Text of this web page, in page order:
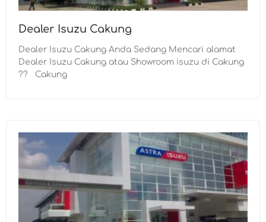
Dealer Isuzu Cakung
Dealer Isuzu Cakung Anda Sedang Mencari alamat
Dealer Isuzu Cakung atau Showroom isuzu di Cakung
?? Cakung